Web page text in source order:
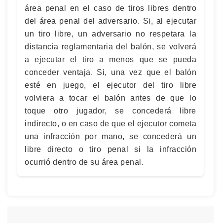
área penal en el caso de tiros libres dentro
del área penal del adversario. Si, al ejecutar
un tiro libre, un adversario no respetara la
distancia reglamentaria del balón, se volverá
a ejecutar el tiro a menos que se pueda
conceder ventaja. Si, una vez que el balón
esté en juego, el ejecutor del tiro libre
volviera a tocar el balón antes de que lo
toque otro jugador, se concederá libre
indirecto, o en caso de que el ejecutor cometa
una infracción por mano, se concederá un
libre directo o tiro penal si la infracción
ocurrió dentro de su área penal.